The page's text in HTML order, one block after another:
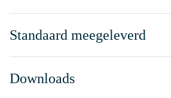
Standaard meegeleverd
Downloads